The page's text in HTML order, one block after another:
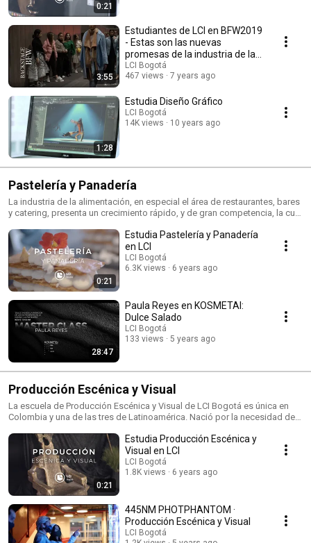
0:21
3:55
Estudiantes de LCI en BFW2019
- Estas son las nuevas
promesas de la industria de la
moda
LCI Bogotá
467 views
7 years ago
1:28
Estudia Diseño Gráfico
LCI Bogotá
14K views
10 years ago
Pastelería y Panadería
La industria de la alimentación, en especial el área de restaurantes, bares
y catering, presenta un crecimiento rápido, y de gran competencia, la cual
conocimientos de esta actividad económica.
0:21
Estudia Pastelería y Panadería
en LCI
LCI Bogotá
6.3K views
6 years ago
28:47
Paula Reyes en KOSMETAI:
Dulce Salado
LCI Bogotá
133 views
5 years ago
Producción Escénica y Visual
La escuela de Producción Escénica y Visual de LCI Bogotá es única en
Colombia y una de las tres de Latinoamérica. Nació por la necesidad de
espectáculo en Colombia y el mundo.
0:21
Estudia Producción Escénica y
Visual en LCI
LCI Bogotá
1.8K views
6 years ago
445NM PHOTPHANTOM ·
Producción Escénica y Visual
LCI Bogotá